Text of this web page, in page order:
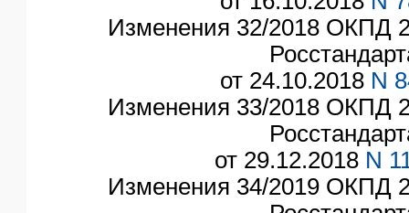
Изменения 32/2018 ОКПД
от 24.10.2018 N
Изменения 33/2018 ОКПД
от 29.12.2018 N
Изменения 34/2019 ОКПД